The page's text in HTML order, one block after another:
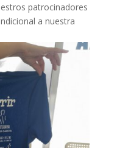
patrocinadores
a nuestra